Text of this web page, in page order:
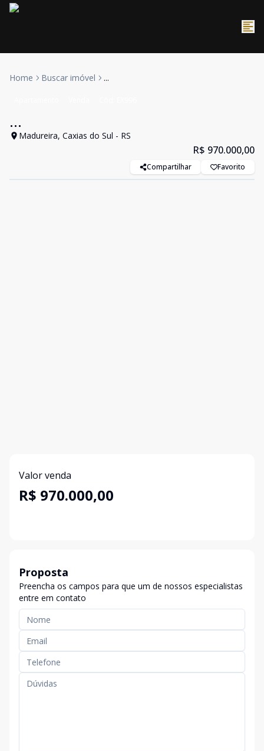
Home Buscar imóvel ...
...
Madureira, Caxias do Sul - RS
R$ 970.000,00
Compartilhar Favorito
Valor venda
R$ 970.000,00
Proposta
Preencha os campos para que um de nossos especialistas
entre em contato